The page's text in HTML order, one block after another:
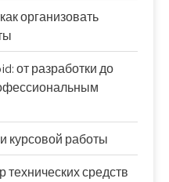
организовать
от разработки до
работы
средств